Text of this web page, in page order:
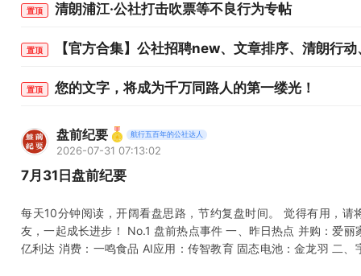
置顶 清朗浦江·公社打击吹票等不良行为专帖
置顶 【官方合集】公社招聘new、文章排序、清朗行
置顶 您的文字，将成为千万同路人的第一缕光！
盘前纪要 航行五百年的公社达人
2026-07-31 07:13:02
7月31日盘前纪要
每天10分钟阅读，开阔看盘思路，节约复盘时间。 觉得有用，请
友，一起成长进步！ No.1 盘前热点事件 一、昨日热点 并购：爱
亿利达 消费：一鸣食品 AI应用：传智教育 固态电池：金龙羽 二